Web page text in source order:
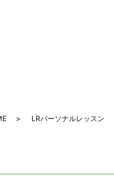
LRパーソナルレッスン